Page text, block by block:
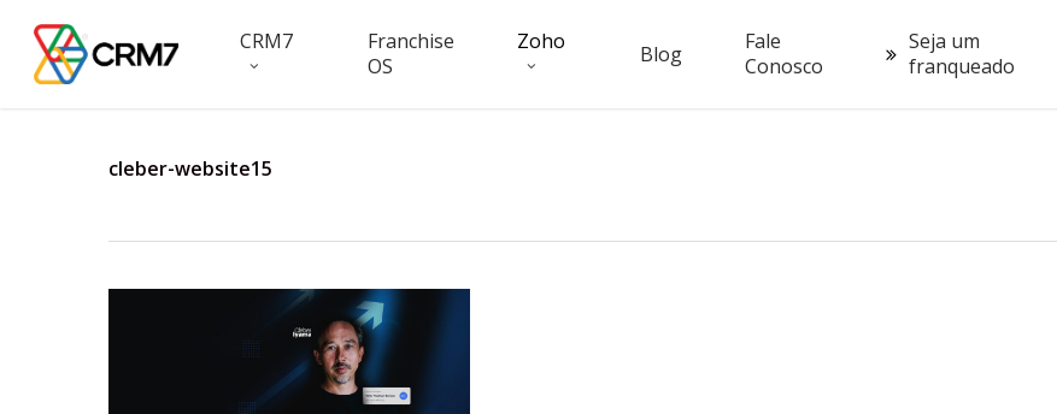
main
CRM7
Franchise
OS
Zoho Blog
Fale
Conosco
Seja um
franqueado
cleber-website15